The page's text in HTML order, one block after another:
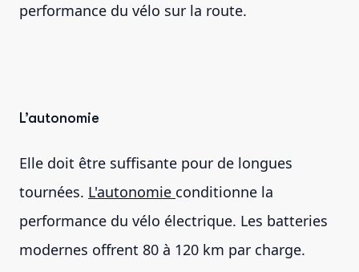
performance du vélo sur la route.
L’autonomie
Elle doit être suffisante pour de longues
tournées. L'autonomie conditionne la
performance du vélo électrique. Les batteries
modernes offrent 80 à 120 km par charge.